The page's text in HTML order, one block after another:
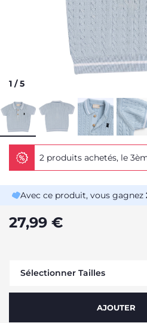
1 /5
2 produits achetés, le
Avec ce produit, vous gagnez
27,99 €
Sélectionner Tailles
AJOUTER